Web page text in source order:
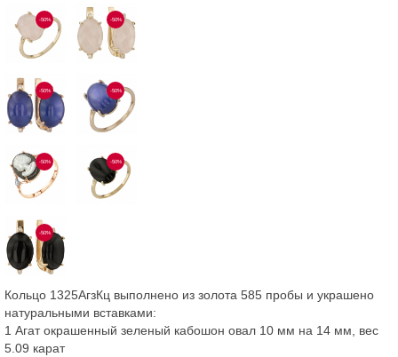
-50% -50%
-50% -50%
-50% -50%
-50%
Кольцо 1325АгзКц выполнено из золота 585 пробы и украшено
натуральными вставками:
1 Агат окрашенный зеленый кабошон овал 10 мм на 14 мм, вес
5.09 карат